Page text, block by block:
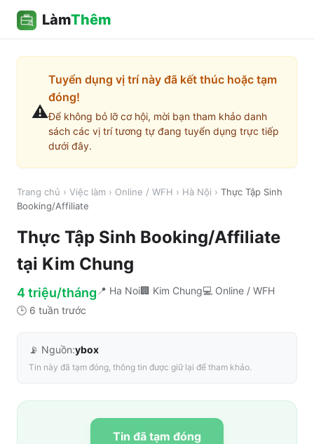
LàmThêm
⚠️
Tuyển dụng vị trí này đã kết thúc hoặc tạm
đóng!
Để không bỏ lỡ cơ hội, mời bạn tham khảo danh
sách các vị trí tương tự đang tuyển dụng trực tiếp
dưới đây.
Trang chủ › Việc làm › Online / WFH › Hà Nội › Thực Tập Sinh
Booking/Affiliate
Thực Tập Sinh Booking/Affiliate
tại Kim Chung
4 triệu/tháng 📍 Ha Noi🏢 Kim Chung💻 Online / WFH
🕒 6 tuần trước
📡 Nguồn:ybox
Tin này đã tạm đóng, thông tin được giữ lại để tham khảo.
Tin đã tạm đóng